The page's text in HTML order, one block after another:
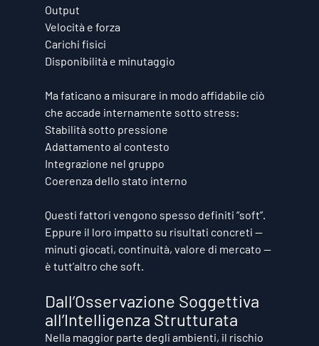
Output
Velocità e forza
Carichi fisici
Disponibilità e minutaggio
Ma faticano a misurare in modo affidabile ciò
che accade internamente sotto stress:
Stabilità sotto pressione
Adattamento al contesto
Integrazione nel gruppo
Coerenza dello stato interno
Questi fattori vengono spesso definiti “soft”.
Eppure il loro impatto su risultati concreti —
minuti giocati, continuità, valore di mercato —
è tutt’altro che soft.
Dall’Osservazione Soggettiva
all’Intelligenza Strutturata
Nella maggior parte degli ambienti, il rischio